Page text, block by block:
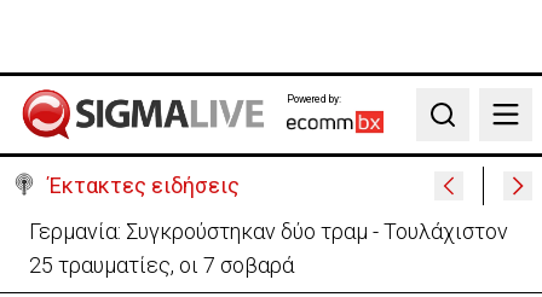
Powered by:
Search
Έκτακτες ειδήσεις
Γερμανία: Συγκρούστηκαν δύο τραμ - Τουλάχιστον
25 τραυματίες, οι 7 σοβαρά